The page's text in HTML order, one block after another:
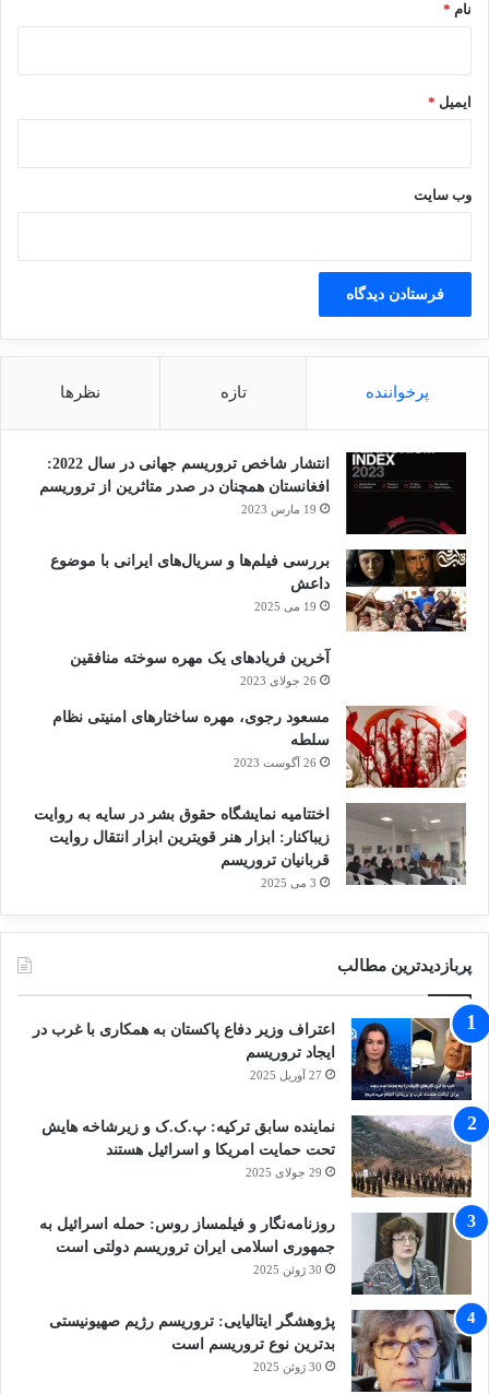
نام *
ایمیل *
وب‌ سایت
پرخواننده تازه نظرها
انتشار شاخص تروریسم جهانی در سال 2022:
افغانستان همچنان در صدر متاثرین از تروریسم
19 مارس 2023
بررسی فیلم‌ها و سریال‌های ایرانی با موضوع
داعش
19 می 2025
آخرین فریادهای یک مهره سوخته منافقین
26 جولای 2023
مسعود رجوی، مهره ساختارهای امنیتی نظام
سلطه
26 آگوست 2023
اختتامیه نمایشگاه حقوق بشر در سایه به روایت
زیباکنار: ابزار هنر قویترین ابزار انتقال روایت
قربانیان تروریسم
3 می 2025
پربازدیدترین مطالب
اعتراف وزیر دفاع پاکستان به همکاری با غرب در
ایجاد تروریسم
27 آوریل 2025
نماینده سابق ترکیه: پ.ک.ک و زیرشاخه هایش
تحت حمایت امریکا و اسرائیل هستند
29 جولای 2025
روزنامه‌نگار و فیلمساز روس: حمله اسرائیل به
جمهوری اسلامی ایران تروریسم دولتی است
30 ژوئن 2025
پژوهشگر ایتالیایی: تروریسم رژیم صهیونیستی
بدترین نوع تروریسم است
30 ژوئن 2025